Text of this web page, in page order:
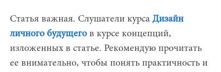
Статья важная. Слушатели курса Дизайн
личного будущегов курсе концепций,
изложенных в статье. Рекомендую прочитать
ее внимательно, чтобы понять практичность и